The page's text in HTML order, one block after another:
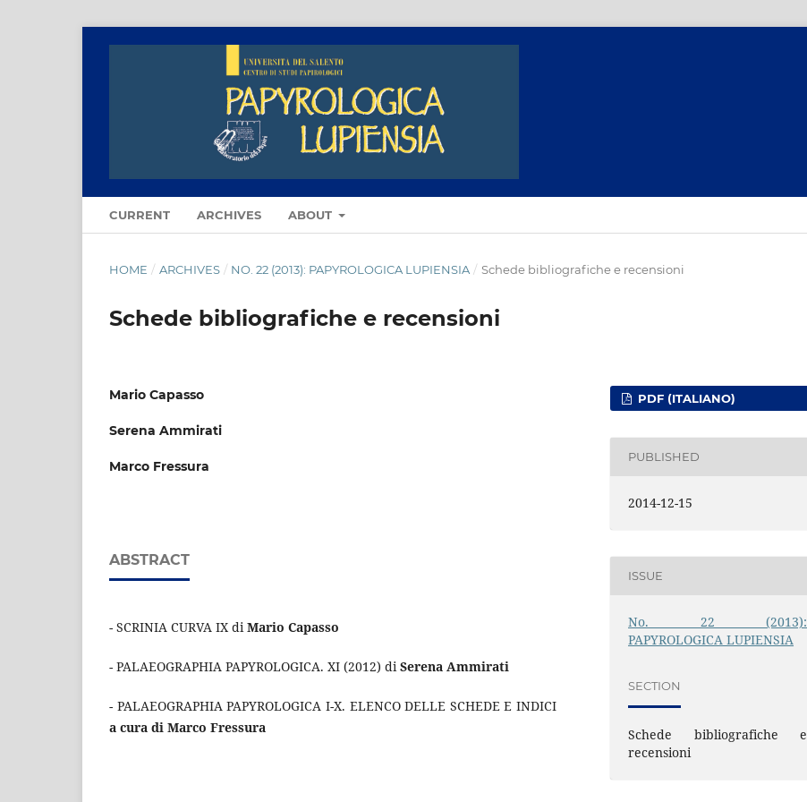
CURRENT ARCHIVES ABOUT
HOME / ARCHIVES / NO. 22 (2013): PAPYROLOGICA LUPIENSIA / Schede bibliografiche e recensioni
Schede bibliografiche e recensioni
Mario Capasso
Serena Ammirati
Marco Fressura
ABSTRACT
- SCRINIA CURVA IX diMario Capasso
- PALAEOGRAPHIA PAPYROLOGICA. XI (2012) diSerena Ammirati
- PALAEOGRAPHIA PAPYROLOGICA I-X. ELENCO DELLE SCHEDE E INDICI
a cura di Marco Fressura
PDF (ITALIANO)
PUBLISHED
2014-12-15
ISSUE
No. 22 (2013):
PAPYROLOGICA LUPIENSIA
SECTION
Schede bibliografiche e
recensioni